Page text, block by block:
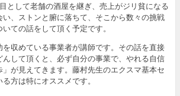
として老舗の酒屋を継ぎ、売上がジリ貧になる
、ストンと腑に落ちて、そこから数々の挑戦
ての話をして頂く予定です。
収めている事業者が講師です。その話を直接
して頂くと、必ず自分の事業で、やれる自信
が見えてきます。藤村先生のエクスマ基本セ
方は特にオススメです。